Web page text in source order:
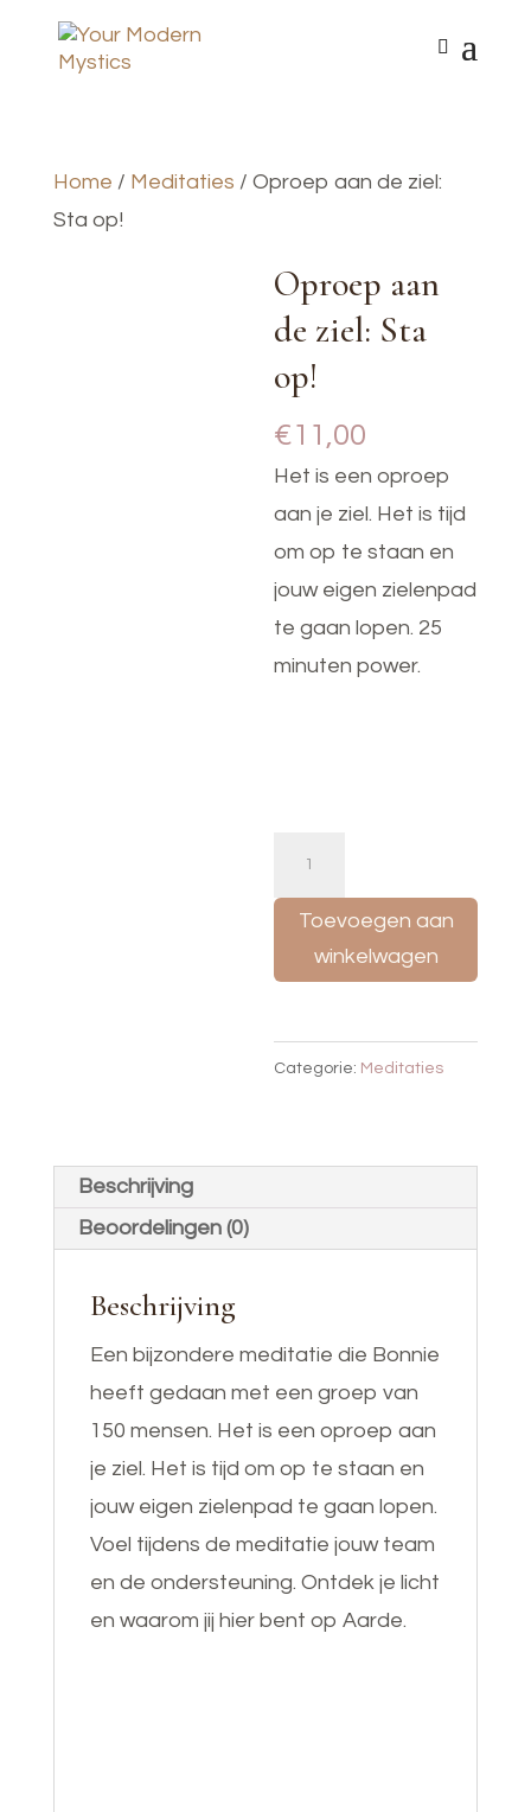
Home / Meditaties / Oproep aan de ziel:
Sta op!
Oproep aan
de ziel: Sta
op!
€11,00
Het is een oproep
aan je ziel. Het is tijd
om op te staan en
jouw eigen zielenpad
te gaan lopen. 25
minuten power.
op!
aantal
Toevoegen aan
winkelwagen
Categorie: Meditaties
Beschrijving
Beoordelingen (0)
Beschrijving
Een bijzondere meditatie die Bonnie
heeft gedaan met een groep van
150 mensen. Het is een oproep aan
je ziel. Het is tijd om op te staan en
jouw eigen zielenpad te gaan lopen.
Voel tijdens de meditatie jouw team
en de ondersteuning. Ontdek je licht
en waarom jij hier bent op Aarde.